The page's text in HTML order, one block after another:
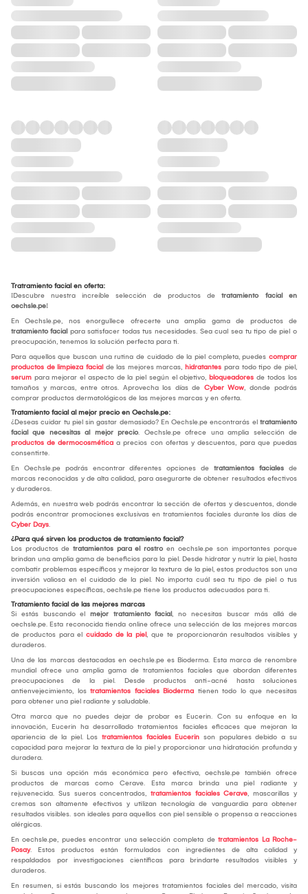
Tratramiento facial en oferta:
¡Descubre nuestra increíble selección de productos de tratamiento facial en
oechsle.pe!
En Oechsle.pe, nos enorgullece ofrecerte una amplia gama de productos de
tratamiento facial para satisfacer todas tus necesidades. Sea cual sea tu tipo de piel o
preocupación, tenemos la solución perfecta para ti.
Para aquellos que buscan una rutina de cuidado de la piel completa, puedes comprar
productos de limpieza facial de las mejores marcas, hidratantes para todo tipo de piel,
serum para mejorar el aspecto de la piel según el objetivo, bloqueadores de todos los
tamaños y marcas, entre otros. Aprovecha los días de Cyber Wow, donde podrás
comprar productos dermatológicos de las mejores marcas y en oferta.
Tratamiento facial al mejor precio en Oechsle.pe:
¿Deseas cuidar tu piel sin gastar demasiado? En Oechsle.pe encontrarás el tratamiento
facial que necesitas al mejor precio. Oechsle.pe ofrece una amplia selección de
productos de dermocosmética a precios con ofertas y descuentos, para que puedas
consentirte.
En Oechsle.pe podrás encontrar diferentes opciones de tratamientos faciales de
marcas reconocidas y de alta calidad, para asegurarte de obtener resultados efectivos
y duraderos.
Además, en nuestra web podrás encontrar la sección de ofertas y descuentos, donde
podrás encontrar promociones exclusivas en tratamientos faciales durante los días de
Cyber Days.
¿Para qué sirven los productos de tratamiento facial?
Los productos de tratamientos para el rostro en oechsle.pe son importantes porque
brindan una amplia gama de beneficios para la piel. Desde hidratar y nutrir la piel, hasta
combatir problemas específicos y mejorar la textura de la piel, estos productos son una
inversión valiosa en el cuidado de la piel. No importa cuál sea tu tipo de piel o tus
preocupaciones específicas, oechsle.pe tiene los productos adecuados para ti.
Tratamiento facial de las mejores marcas
Si estás buscando el mejor tratamiento facial, no necesitas buscar más allá de
oechsle.pe. Esta reconocida tienda online ofrece una selección de las mejores marcas
de productos para el cuidado de la piel, que te proporcionarán resultados visibles y
duraderos.
Una de las marcas destacadas en oechsle.pe es Bioderma. Esta marca de renombre
mundial ofrece una amplia gama de tratamientos faciales que abordan diferentes
preocupaciones de la piel. Desde productos anti-acné hasta soluciones
antienvejecimiento, los tratamientos faciales Bioderma tienen todo lo que necesitas
para obtener una piel radiante y saludable.
Otra marca que no puedes dejar de probar es Eucerin. Con su enfoque en la
innovación, Eucerin ha desarrollado tratamientos faciales eficaces que mejoran la
apariencia de la piel. Los tratamientos faciales Eucerin son populares debido a su
capacidad para mejorar la textura de la piel y proporcionar una hidratación profunda y
duradera.
Si buscas una opción más económica pero efectiva, oechsle.pe también ofrece
productos de marcas como Cerave. Esta marca brinda una piel radiante y
rejuvenecida. Sus sueros concentrados, tratamientos faciales Cerave, mascarillas y
cremas son altamente efectivos y utilizan tecnología de vanguardia para obtener
resultados visibles. son ideales para aquellos con piel sensible o propensa a reacciones
alérgicas.
En oechsle.pe, puedes encontrar una selección completa de tratamientos La Roche-
Posay. Estos productos están formulados con ingredientes de alta calidad y
respaldados por investigaciones científicas para brindarte resultados visibles y
duraderos.
En resumen, si estás buscando los mejores tratamientos faciales del mercado, visita